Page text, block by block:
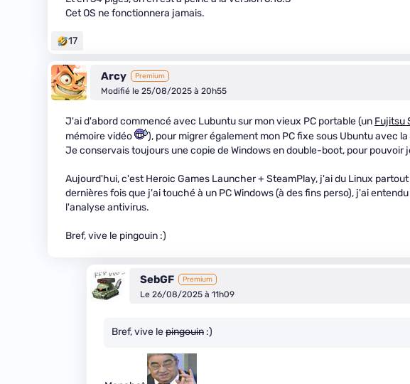
Cet OS ne fonctionnera jamais.
17
Arcy Premium
Modifié le 25/08/2025 à 20h55
J'ai d'abord commencé avec Lubuntu sur mon vieux PC portable (un Fujitsu
mémoire vidéo
), pour migrer également mon PC fixe sous Ubuntu avec la
Je conservais toujours une copie de Windows en double-boot, pour pouvoir
Aujourd'hui, c'est Heroic Games Launcher + SteamPlay, j'ai du Linux
dernières fois que j'ai touché à un PC Windows (à des fins perso), j'ai
l'analyse antivirus.
Bref, vive le pingouin :)
SebGF Premium
Le 26/08/2025 à 11h09
Bref, vive lepingouin :)